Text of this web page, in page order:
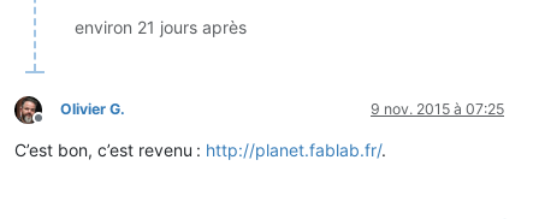
environ 21 jours après
Hors-ligne
Olivier G. 9 nov. 2015 à 07:25
C’est bon, c’est revenu : http://planet.fablab.fr/.